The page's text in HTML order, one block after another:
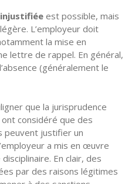
est possible, mais
L’employeur doit
la mise en
lettre de rappel. En général,
(généralement le
que la jurisprudence
considéré que des
peuvent justifier un
a mis en œuvre
En clair, des
par des raisons légitimes